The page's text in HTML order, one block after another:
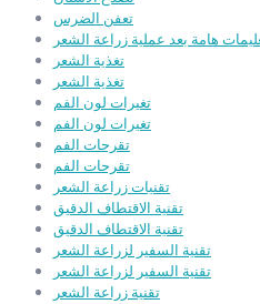
تعفن الضرس
هامة بعد عملية زراعة الشعر
تغذية الشعر
تغذية الشعر
تغيرات لون الفم
تغيرات لون الفم
تقرحات الفم
تقرحات الفم
تقنيات زراعة الشعر
تقنية الاقتطاف الدقيق
تقنية الاقتطاف الدقيق
تقنية السفير لزراعة الشعر
تقنية السفير لزراعة الشعر
تقنية زراعة الشعر